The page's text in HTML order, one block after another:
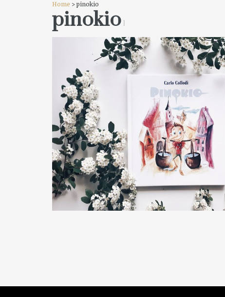
Home > pinokio
pinokio 1
READ MORE